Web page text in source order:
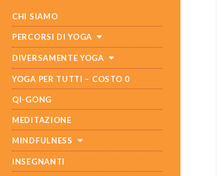
MENU
TO
CONTENT
CHI SIAMO
PERCORSI DI YOGA
DIVERSAMENTE YOGA
YOGA PER TUTTI – COSTO 0
QI-GONG
MEDITAZIONE
MINDFULNESS
INSEGNANTI